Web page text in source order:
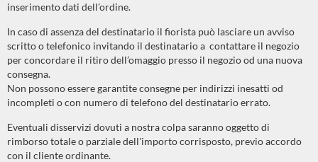
inserimento dati dell’ordine.
In caso di assenza del destinatario il fiorista può lasciare un avviso
scritto o telefonico invitando il destinatario a contattare il negozio
per concordare il ritiro dell’omaggio presso il negozio od una nuova
consegna.
Non possono essere garantite consegne per indirizzi inesatti od
incompleti o con numero di telefono del destinatario errato.
Eventuali disservizi dovuti a nostra colpa saranno oggetto di
rimborso totale o parziale dell'importo corrisposto, previo accordo
con il cliente ordinante.